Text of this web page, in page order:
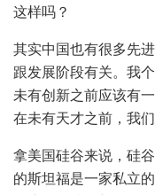
这样吗？
其实中国也有很多先
跟发展阶段有关。我
未有创新之前应该有
在未有天才之前，我
拿美国硅谷来说，硅
的斯坦福是一家私立